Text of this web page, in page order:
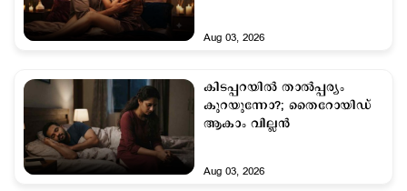
Aug 03, 2026
കിടപ്പറയില്‍ താല്‍പ്പര്യം
കുറയുന്നോ?; തൈറോയിഡ്
ആകാം വില്ലന്‍
Aug 03, 2026